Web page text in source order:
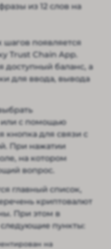
из 12 слов на
появляется
Trust Chain App.
доступный баланс, а
для ввода, вывода
или с помощью
кнопка для связи с
При нажатии
на котором
вопрос.
главный список,
криптовалют
При этом в
пункты:
на